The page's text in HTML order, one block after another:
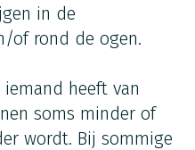
in de
of rond de ogen.
heeft van
soms minder of
wordt. Bij sommige